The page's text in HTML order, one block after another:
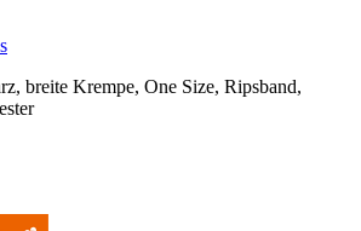
breite Krempe, One Size, Ripsband,